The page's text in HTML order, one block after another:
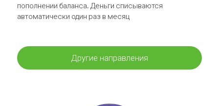
пополнении баланса. Деньги списываются
автоматически один раз в месяц
Другие направления